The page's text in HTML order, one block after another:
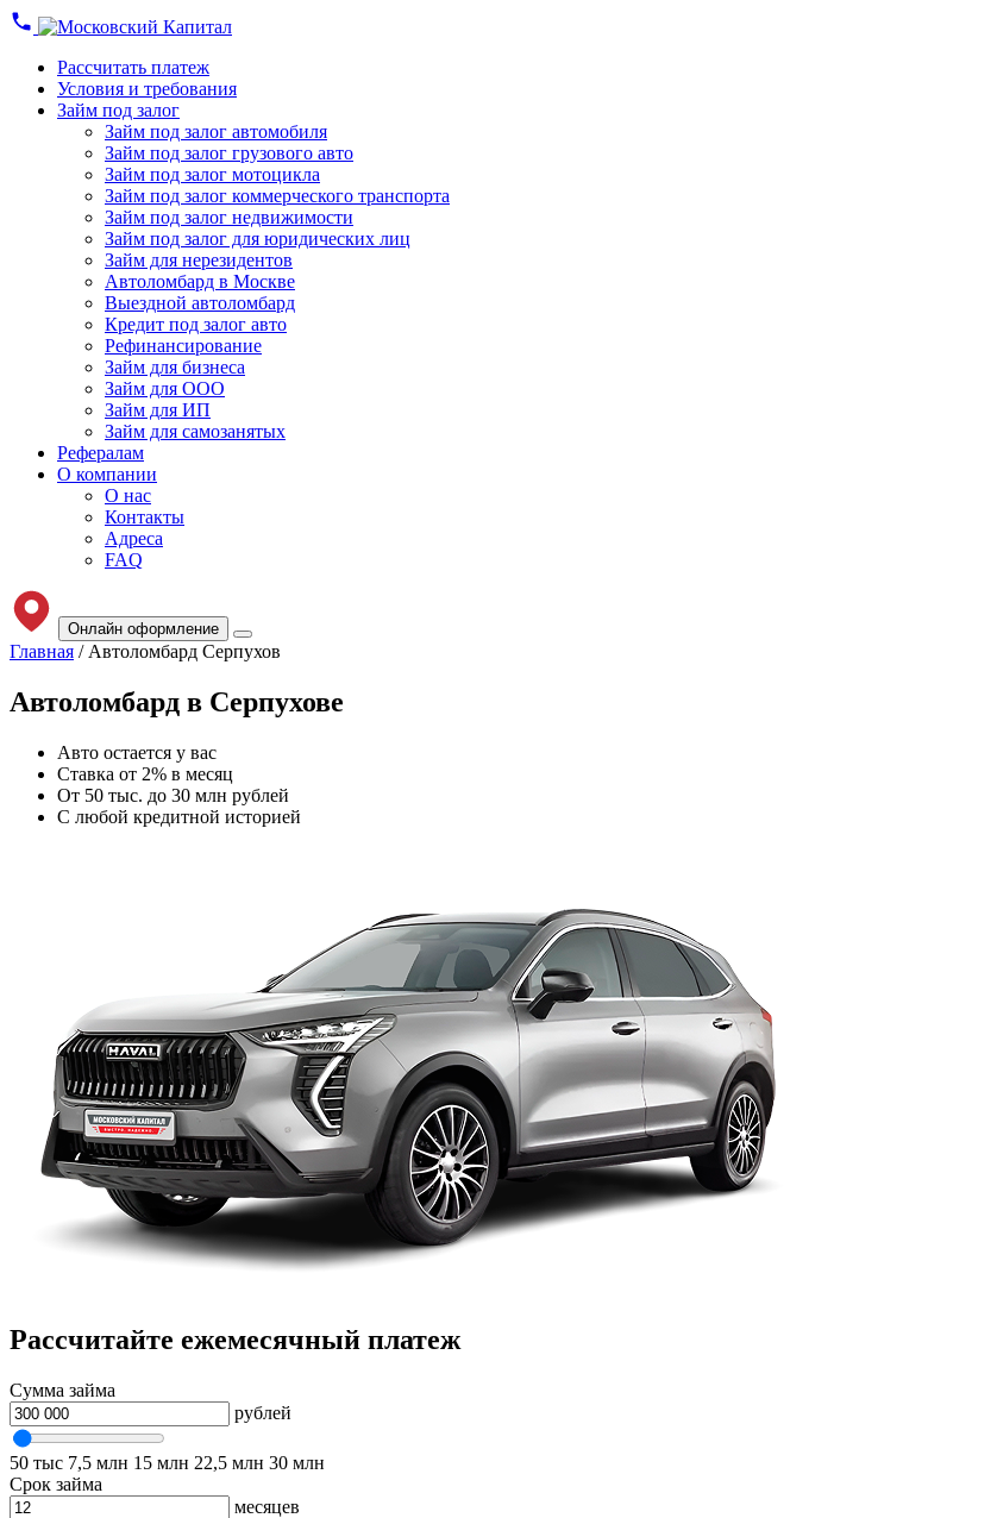
Рассчитать платеж
Условия и требования
Займ под залог
Займ под залог автомобиля
Займ под залог грузового авто
Займ под залог мотоцикла
Займ под залог коммерческого транспорта
Займ под залог недвижимости
Займ под залог для юридических лиц
Займ для нерезидентов
Автоломбард в Москве
Выездной автоломбард
Кредит под залог авто
Рефинансирование
Займ для бизнеса
Займ для ООО
Займ для ИП
Займ для самозанятых
Рефералам
О компании
О нас
Контакты
Адреса
FAQ
Онлайн оформление
Главная / Автоломбард Серпухов
Автоломбард в Серпухове
Авто остается у вас
Ставка от 2% в месяц
От 50 тыс. до 30 млн рублей
С любой кредитной историей
Рассчитайте ежемесячный платеж
Сумма займа
рублей
50 тыс 7,5 млн 15 млн 22,5 млн 30 млн
Срок займа
месяцев